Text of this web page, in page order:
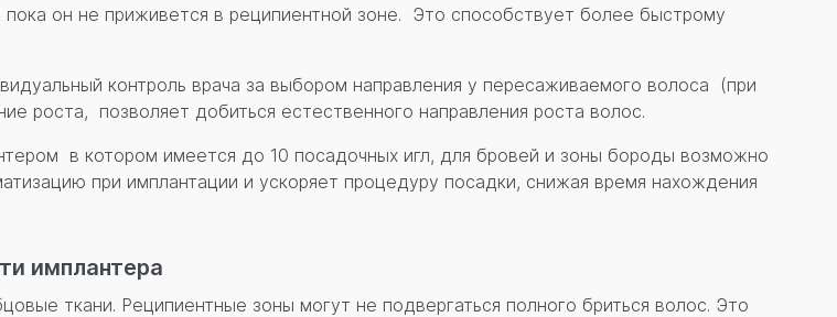
он не приживется в реципиентной зоне. Это способствует более быстрому
контроль врача за выбором направления у пересаживаемого волоса (при
роста, позволяет добиться естественного направления роста волос.
в котором имеется до 10 посадочных игл, для бровей и зоны бороды возможно
при имплантации и ускоряет процедуру посадки, снижая время нахождения
имплантера
ткани. Реципиентные зоны могут не подвергаться полного бриться волос. Это